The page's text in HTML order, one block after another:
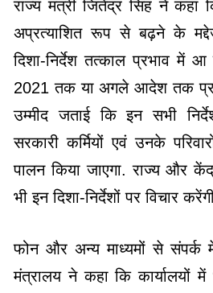
राज्य मंत्री जितेंद्र सिंह ने कहा
अप्रत्याशित रूप से बढ़ने के
दिशा-निर्देश तत्काल प्रभाव में
2021 तक या अगले आदेश तक
उम्मीद जताई कि इन सभी
सरकारी कर्मियों एवं उनके
पालन किया जाएगा. राज्य और
भी इन दिशा-निर्देशों पर विचार
फोन और अन्य माध्यमों से संपर्क में
मंत्रालय ने कहा कि कार्यालयों